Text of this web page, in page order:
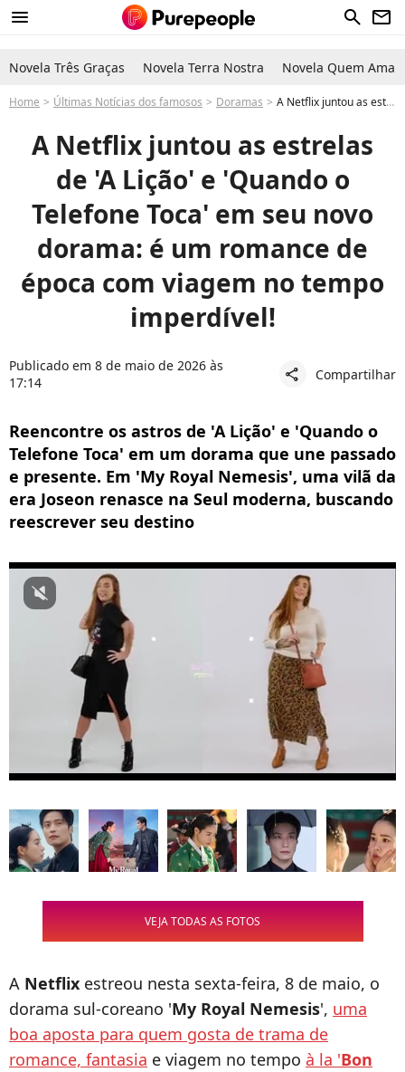
menu search newsletter
Novela Três Graças Novela Terra Nostra Novela Quem Ama
Home Últimas Notícias dos famosos Doramas A Netflix juntou as estrelas de 'A Lição' e 'Quando o Telefone Toca' em seu novo dorama: é um romance de época com viagem no tempo imperdível!
A Netflix juntou as estrelas
de 'A Lição' e 'Quando o
Telefone Toca' em seu novo
dorama: é um romance de
época com viagem no tempo
imperdível!
Publicado em 8 de maio de 2026 às
17:14
share Compartilhar
Reencontre os astros de 'A Lição' e 'Quando o
Telefone Toca' em um dorama que une passado
e presente. Em 'My Royal Nemesis', uma vilã da
era Joseon renasce na Seul moderna, buscando
reescrever seu destino
VEJA TODAS AS FOTOS
A Netflix estreou nesta sexta-feira, 8 de maio, o
dorama sul-coreano 'My Royal Nemesis', uma
boa aposta para quem gosta de trama de
romance, fantasia e viagem no tempo à la 'Bon